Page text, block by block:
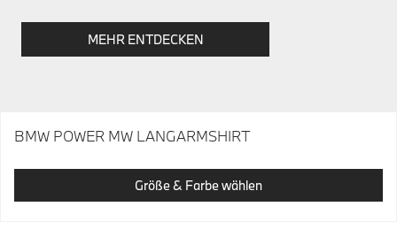
MEHR ENTDECKEN
BMW POWER MW LANGARMSHIRT
Größe & Farbe wählen